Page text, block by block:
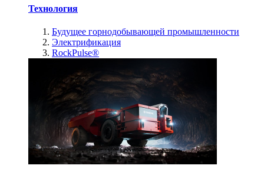
Технология
Будущее горнодобывающей промышленности
Электрификация
RockPulse®